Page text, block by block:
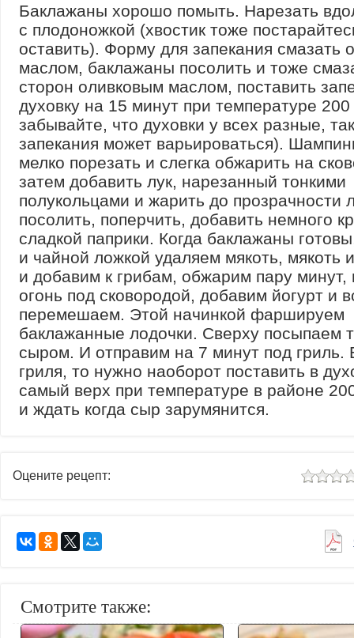
Баклажаны хорошо помыть. Нарезать
с плодоножкой (хвостик тоже
оставить). Форму для запекания смазать
маслом, баклажаны посолить и тоже
сторон оливковым маслом, поставить
духовку на 15 минут при температуре 200
забывайте, что духовки у всех разные,
запекания может варьироваться).
мелко порезать и слегка обжарить на
затем добавить лук, нарезанный тонкими
полукольцами и жарить до прозрачности
посолить, поперчить, добавить немного
сладкой паприки. Когда баклажаны
и чайной ложкой удаляем мякоть, мякоть
и добавим к грибам, обжарим пару
огонь под сковородой, добавим йогурт и
перемешаем. Этой начинкой фаршируем
баклажанные лодочки. Сверху посыпаем
сыром. И отправим на 7 минут под гриль.
гриля, то нужно наоборот поставить в
самый верх при температуре в районе
и ждать когда сыр зарумянится.
Оцените рецепт:
Смотрите также: